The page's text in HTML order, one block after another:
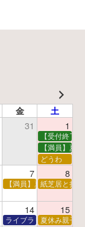
金 土
31 1
【受付終了
【満員】夏
どうわ
7 8
【満員】夏休み科学あ
紙芝居と折
14 15
ライブラリーシアター
夏休み親子